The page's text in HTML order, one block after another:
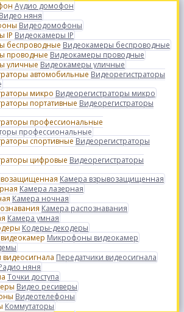
Аудио домофон
Видео няня
Видеодомофоны
Видеокамеры IP
Видеокамеры беспроводные
Видеокамеры проводные
Видеокамеры уличные
Видеорегистраторы
Видеорегистраторы микро
Видеорегистраторы
профессиональные
Видеорегистраторы
Видеорегистраторы
Камера взрывозащищенная
Камера лазерная
Камера ночная
Камера распознавания
Камера умная
Кодеры-декодеры
Микрофоны видеокамер
Передатчики видеосигнала
няня
Точки доступа
Видео ресиверы
Видеотелефоны
Коммутаторы